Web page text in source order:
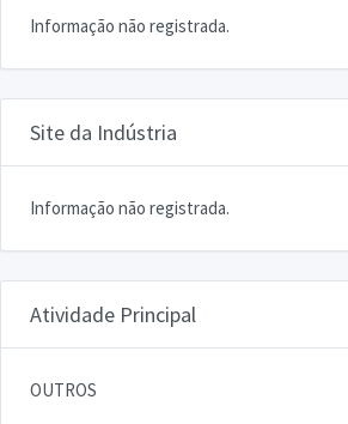
Informação não registrada.
Site da Indústria
Informação não registrada.
Atividade Principal
OUTROS